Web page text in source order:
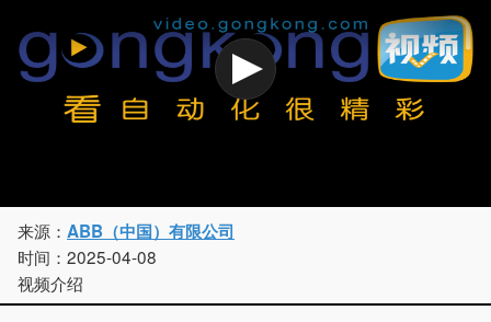
来源： ABB（中国）有限公司
时间： 2025-04-08
视频介绍